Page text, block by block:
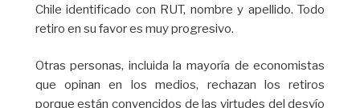
Chile identificado con RUT, nombre y apellido. Todo
retiro en su favor es muy progresivo.
Otras personas, incluida la mayoría de economistas
que opinan en los medios, rechazan los retiros
porque están convencidos de las virtudes del desvío